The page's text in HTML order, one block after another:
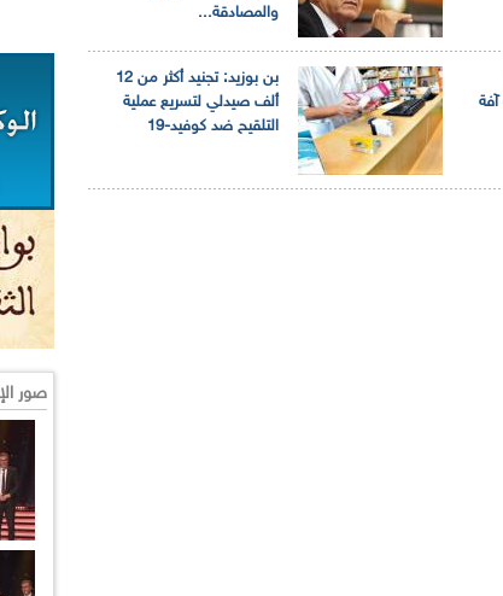
والمصادقة...
بن بوزيد: تجنيد أكثر من 12
ألف صيدلي لتسريع عملية
التلقيح ضد كوفيد-19
آفة
صور